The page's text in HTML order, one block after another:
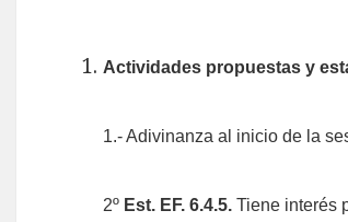
Actividades propuestas y
1.- Adivinanza al inicio de la
2º Est. EF. 6.4.5. Tiene interés